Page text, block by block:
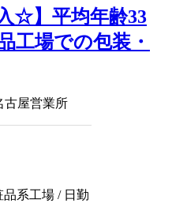
☆】平均年齢33
工場での包装・
古屋営業所
系工場 / 日勤